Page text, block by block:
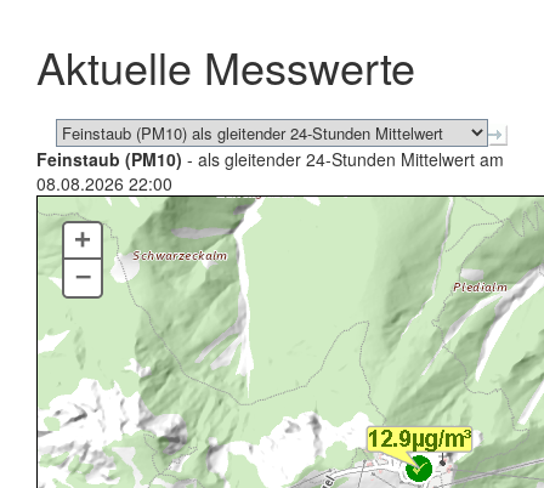
schließen
Aktuelle Messwerte
Feinstaub (PM10) - als gleitender 24-Stunden Mittelwert am
08.08.2026 22:00
+
–